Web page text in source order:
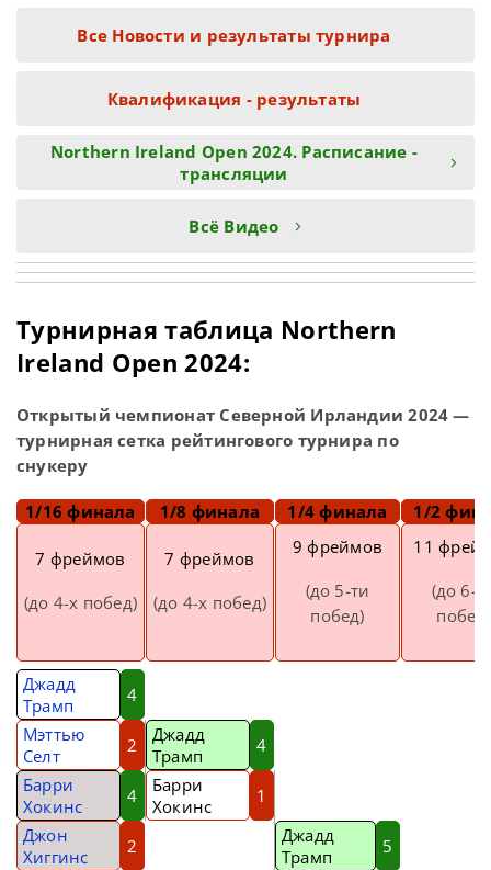
Все Новости и результаты турнира
Квалификация - результаты
Northern Ireland Open 2024. Расписание -
трансляции
Всё Видео
Турнирная таблица Northern
Ireland Open 2024:
Открытый чемпионат Северной Ирландии 2024 —
турнирная сетка рейтингового турнира по
снукеру
1/16 финала 1/8 финала 1/4 финала 1/2
7 фреймов
(до 4-х побед)
7 фреймов
(до 4-х побед)
9 фреймов
(до 5-ти
побед)
11
(до 6-
побед)
Джадд
Трамп
4
Мэттью
Селт
2
Джадд
Трамп
4
Барри
Хокинс
4
Барри
Хокинс
1
Джон
Хиггинс
2
Джадд
Трамп
5